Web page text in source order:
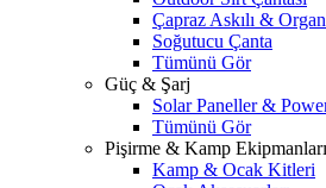
Çapraz Askılı &
Soğutucu Çanta
Tümünü Gör
Güç & Şarj
Solar Paneller &
Tümünü Gör
Pişirme & Kamp Ekipmanları
Kamp & Ocak Kitleri